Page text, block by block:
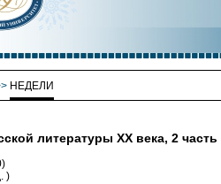
НЕДЕЛИ
литературы XX века, 2 часть
)